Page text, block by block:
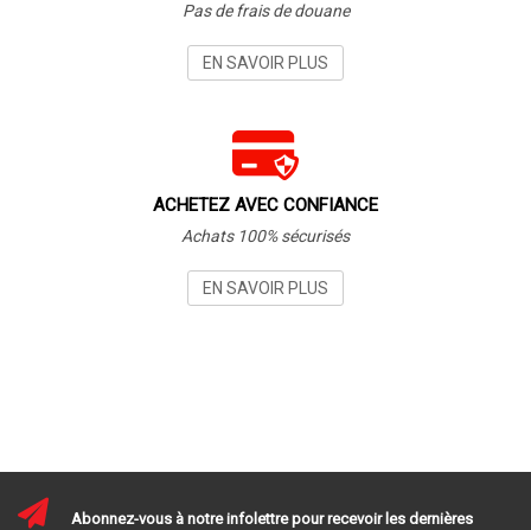
Pas de frais de douane
EN SAVOIR PLUS
ACHETEZ AVEC CONFIANCE
Achats 100% sécurisés
EN SAVOIR PLUS
Abonnez-vous à notre infolettre pour recevoir les dernières